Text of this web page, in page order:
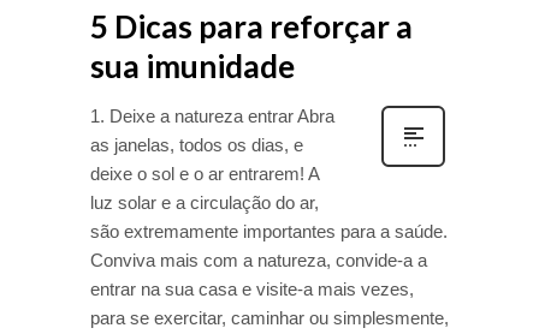
5 Dicas para reforçar a
sua imunidade
1. Deixe a natureza entrar Abra
as janelas, todos os dias, e
deixe o sol e o ar entrarem! A
luz solar e a circulação do ar,
são extremamente importantes para a saúde.
Conviva mais com a natureza, convide-a a
entrar na sua casa e visite-a mais vezes,
para se exercitar, caminhar ou simplesmente,